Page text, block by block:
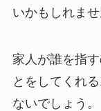
いかもしれませ
家人が誰を指
とをしてくれ
ないでしょう。